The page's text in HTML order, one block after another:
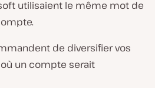
utilisaient le même mot de
de diversifier vos
un compte serait